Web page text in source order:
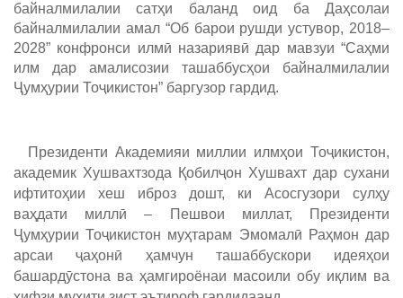
байналмилалии сатҳи баланд оид ба Даҳсолаи
байналмилалии амал “Об барои рушди устувор, 2018–
2028” конфронси илмӣ назариявӣ дар мавзуи “Саҳми
илм дар амалисозии ташаббусҳои байналмилалии
Ҷумҳурии Тоҷикистон” баргузор гардид.
Президенти Академияи миллии илмҳои Тоҷикистон,
академик Хушвахтзода Қобилҷон Хушвахт дар сухани
ифтитоҳии хеш иброз дошт, ки Асосгузори сулҳу
ваҳдати миллӣ – Пешвои миллат, Президенти
Ҷумҳурии Тоҷикистон муҳтарам Эмомалӣ Раҳмон дар
арсаи ҷаҳонӣ ҳамчун ташаббускори идеяҳои
башардӯстона ва ҳамгироёнаи масоили обу иқлим ва